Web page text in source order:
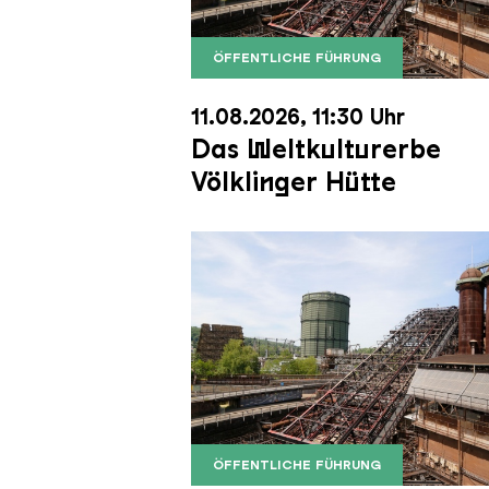
ÖFFENTLICHE FÜHRUNG
Der Erzschrägaufzug der
Copyright: Weltkulturerbe
11.08.2026, 11:30 Uhr
Das Weltkulturerbe
Völklinger Hütte
ÖFFENTLICHE FÜHRUNG